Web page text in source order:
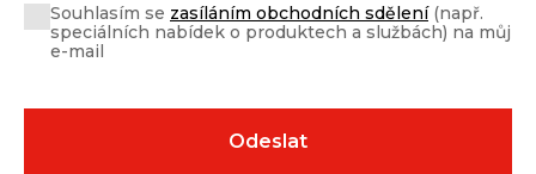
Souhlasím se zasíláním obchodních sdělení(např.
speciálních nabídek o produktech a službách) na můj
e-mail